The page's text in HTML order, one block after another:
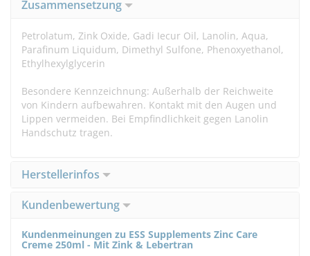
Zusammensetzung
Petrolatum, Zink Oxide, Gadi Iecur Oil, Lanolin, Aqua,
Parafinum Liquidum, Dimethyl Sulfone, Phenoxyethanol,
Ethylhexylglycerin
Besondere Kennzeichnung: Außerhalb der Reichweite
von Kindern aufbewahren. Kontakt mit den Augen und
Lippen vermeiden. Bei Empfindlichkeit gegen Lanolin
Handschutz tragen.
Herstellerinfos
Kundenbewertung
Kundenmeinungen zu ESS Supplements Zinc Care
Creme 250ml - Mit Zink & Lebertran